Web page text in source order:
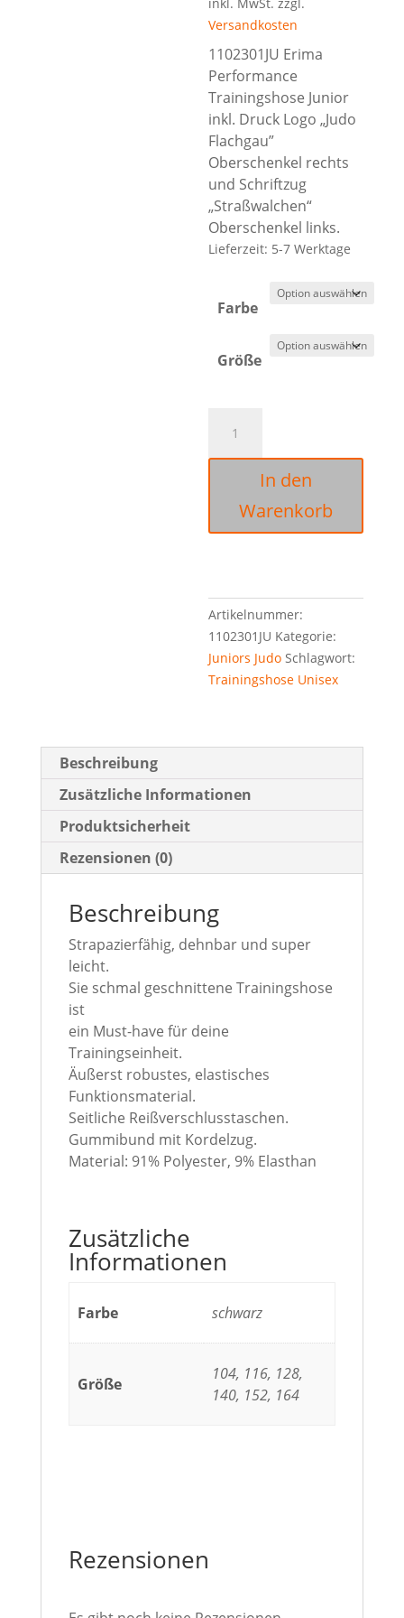
Versandkosten
1102301JU Erima
Performance
Trainingshose Junior
inkl. Druck Logo „Judo
Flachgau”
Oberschenkel rechts
und Schriftzug
„Straßwalchen“
Oberschenkel links.
Lieferzeit: 5-7 Werktage
Farbe
Größe
Erima
Performance
Trainingshose
Junior
Menge
In den
Warenkorb
l
t
e
r
n
i
e
:
Artikelnummer:
1102301JU Kategorie:
Juniors Judo Schlagwort:
Trainingshose Unisex
Beschreibung
Zusätzliche Informationen
Produktsicherheit
Rezensionen (0)
Beschreibung
Strapazierfähig, dehnbar und super
leicht.
Sie schmal geschnittene Trainingshose
ist
ein Must-have für deine
Trainingseinheit.
Äußerst robustes, elastisches
Funktionsmaterial.
Seitliche Reißverschlusstaschen.
Gummibund mit Kordelzug.
Material: 91% Polyester, 9% Elasthan
Zusätzliche
Informationen
Farbe schwarz
Größe
104, 116, 128,
140, 152, 164
Rezensionen